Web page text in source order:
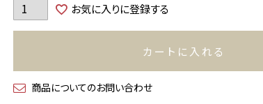
お気に入りに登録する
カートに入れる
商品についてのお問い合わせ